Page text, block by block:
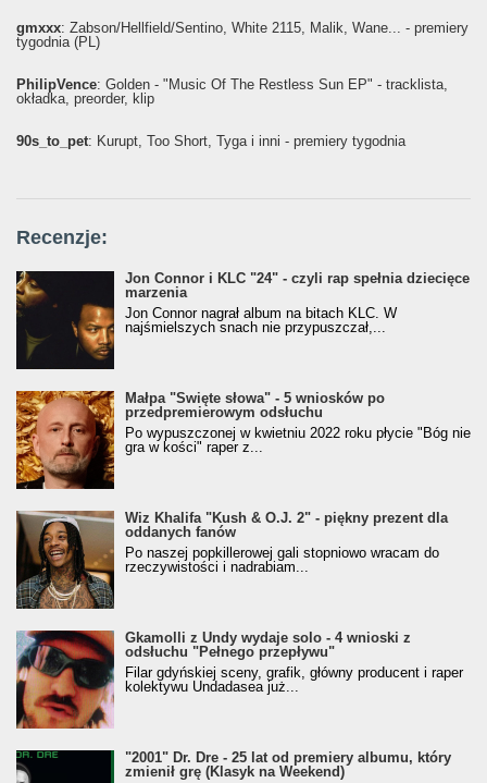
gmxxx: Żabson/Hellfield/Sentino, White 2115, Malik, Wane... - premiery
tygodnia (PL)
PhilipVence: Golden - "Music Of The Restless Sun EP" - tracklista,
okładka, preorder, klip
90s_to_pet: Kurupt, Too Short, Tyga i inni - premiery tygodnia
Recenzje:
Jon Connor i KLC "24" - czyli rap spełnia dziecięce
marzenia
Jon Connor nagrał album na bitach KLC. W
najśmielszych snach nie przypuszczał,...
Małpa "Święte słowa" - 5 wniosków po
przedpremierowym odsłuchu
Po wypuszczonej w kwietniu 2022 roku płycie "Bóg nie
gra w kości" raper z...
Wiz Khalifa "Kush & O.J. 2" - piękny prezent dla
oddanych fanów
Po naszej popkillerowej gali stopniowo wracam do
rzeczywistości i nadrabiam...
Gkamolli z Undy wydaje solo - 4 wnioski z
odsłuchu "Pełnego przepływu"
Filar gdyńskiej sceny, grafik, główny producent i raper
kolektywu Undadasea już...
"2001" Dr. Dre - 25 lat od premiery albumu, który
zmienił grę (Klasyk na Weekend)